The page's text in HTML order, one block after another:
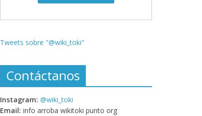
Tweets sobre "@wiki_toki"
Contáctanos
Instagram: @wiki_toki
Email: info arroba wikitoki punto org